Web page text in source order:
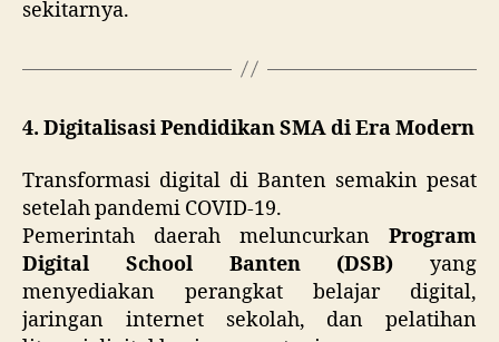
sekitarnya.
4. Digitalisasi Pendidikan SMA di Era Modern
Transformasi digital di Banten semakin pesat
setelah pandemi COVID-19.
Pemerintah daerah meluncurkan Program
Digital School Banten (DSB) yang
menyediakan perangkat belajar digital,
jaringan internet sekolah, dan pelatihan